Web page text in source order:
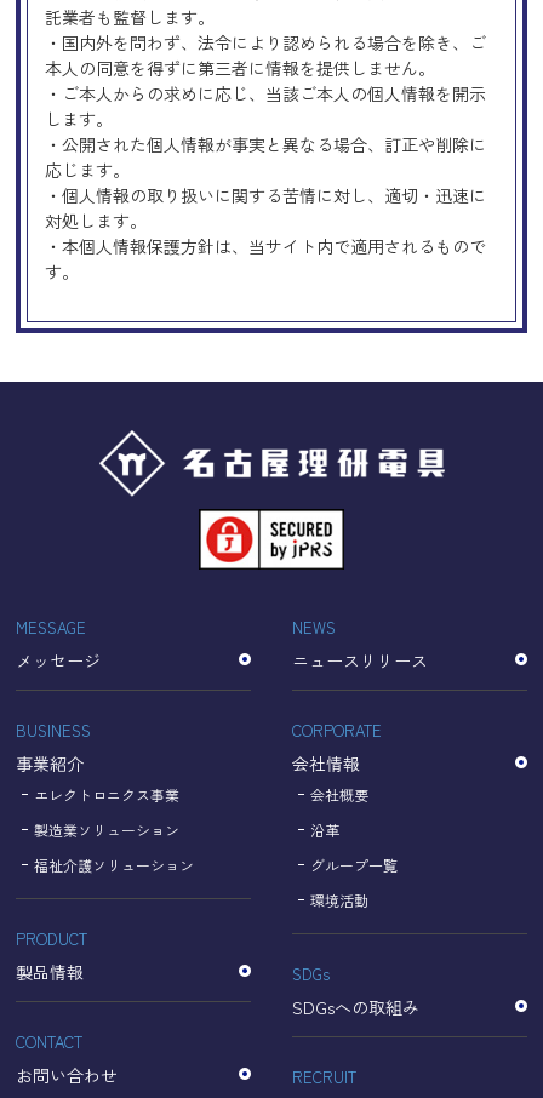
託業者も監督します。
・国内外を問わず、法令により認められる場合を除き、ご
本人の同意を得ずに第三者に情報を提供しません。
・ご本人からの求めに応じ、当該ご本人の個人情報を開示
します。
・公開された個人情報が事実と異なる場合、訂正や削除に
応じます。
・個人情報の取り扱いに関する苦情に対し、適切・迅速に
対処します。
・本個人情報保護方針は、当サイト内で適用されるもので
す。
Googleアナリティクスの使用につい
当サイトでは、より良いサービスの提供、またユーザビリ
ティの向上のため、Googleアナリティクスを使用し、当サ
イトの利用状況などのデータ収集及び解析を行っておりま
す。その際、「Cookie」を通じて、Googleがお客様のIPア
ドレスなどの情報を収集する場合がありますが、
「Cookie」で収集される情報は個人を特定できるものでは
収集されたデータはGoogleのプライバシーポリシーにおい
て管理されます。
なお、当サイトのご利用をもって、上述の方法・目的にお
いてGoogle及び当サイトが行うデータ処理に関し、お客様
【Googleのプライバシーポリシー】
https://policies.google.com/privacy?hl=ja
https://policies.google.com/technologies/partner-sites?
hl=ja
個人情報に関するお問い合わせ窓口
名古屋理研電具株式会社
TEL：052-833-1248
MESSAGE
メッセージ
BUSINESS
事業紹介
エレクトロニクス事業
製造業ソリューション
福祉介護ソリューション
PRODUCT
製品情報
CONTACT
お問い合わせ
NEWS
ニュースリリース
CORPORATE
会社情報
会社概要
沿革
グループ一覧
環境活動
SDGs
SDGsへの取組み
RECRUIT